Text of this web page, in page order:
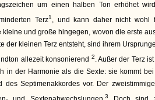
um einen halben Ton erhöhet
Terz1 , und kann daher nicht wohl
kleine und große hingegen, wovon die erste
der kleinen Terz entsteht, sind ihrem
allezeit konsonierend 2. Außer der Terz
in der Harmonie als die Sexte: sie kommt
des Septimenakkordes vor. Der
3